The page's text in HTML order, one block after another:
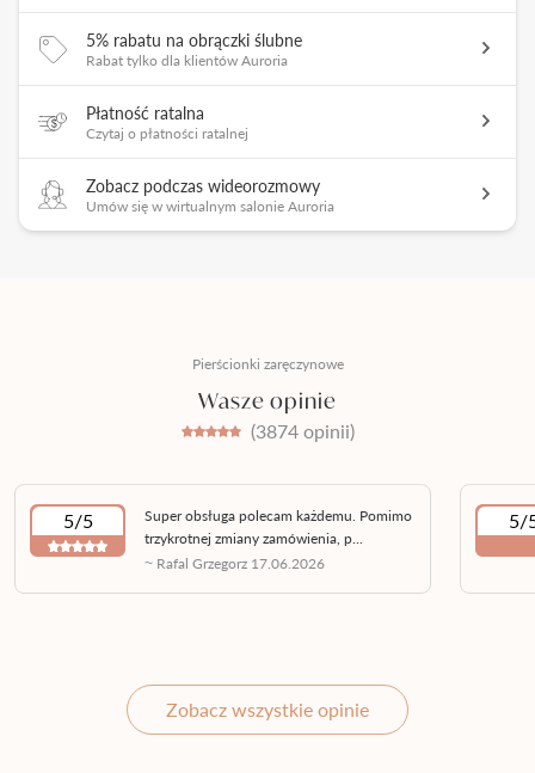
5% rabatu na obrączki ślubne
Rabat tylko dla klientów Auroria
Płatność ratalna
Czytaj o płatności ratalnej
Zobacz podczas wideorozmowy
Umów się w wirtualnym salonie Auroria
Pierścionki zaręczynowe
Wasze opinie
(3874 opinii)
5/5
Super obsługa polecam każdemu. Pomimo
trzykrotnej zmiany zamówienia, p...
~ Rafal Grzegorz 17.06.2026
5/
Zobacz wszystkie opinie